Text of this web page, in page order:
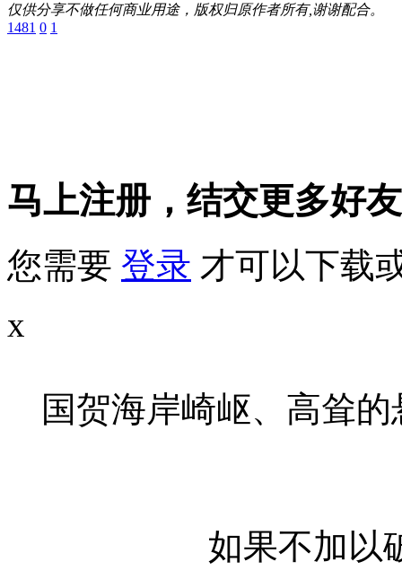
仅供分享不做任何商业用途，版权归原作者所有,谢谢配合。
1481 0 1
马上注册，结交更多好
您需要 登录 才可以下载
x
国贺海岸崎岖、高耸
如果不加以